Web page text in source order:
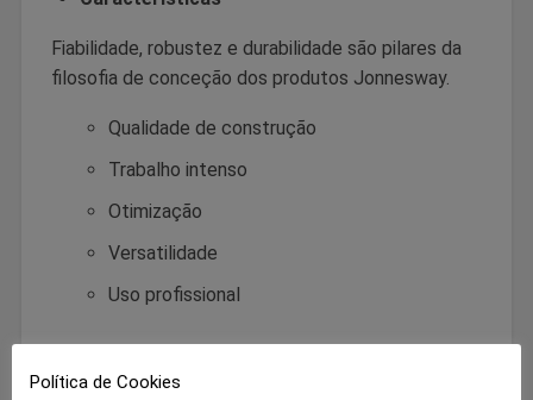
Fiabilidade, robustez e durabilidade são pilares da
filosofia de conceção dos produtos Jonnesway.
Qualidade de construção
Trabalho intenso
Otimização
Versatilidade
Uso profissional
Política de Cookies